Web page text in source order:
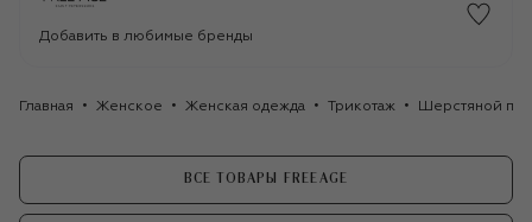
Добавить в любимые бренды
Главная Женское Женская одежда Трикотаж Шерстяной
ВСЕ ТОВАРЫ FREEAGE